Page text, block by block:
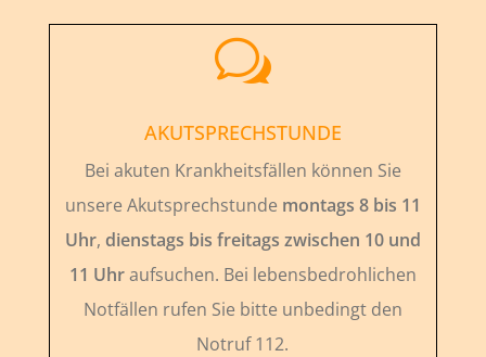
w
AKUTSPRECHSTUNDE
Bei akuten Krankheitsfällen können Sie
unsere Akutsprechstunde montags 8 bis 11
Uhr, dienstags bis freitags zwischen 10 und
11 Uhraufsuchen. Bei lebensbedrohlichen
Notfällen rufen Sie bitte unbedingt den
Notruf 112.